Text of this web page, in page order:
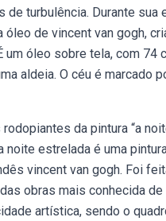
turbulência. Durante sua
de vincent van gogh,
óleo sobre tela, com 74
aldeia. O céu é
da pintura “a
estrelada é uma
vincent van gogh. Foi
obras mais conhecida
artística, sendo o